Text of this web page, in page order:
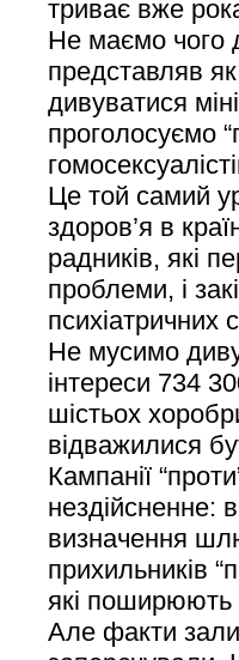
триває вже
Не маємо чого
представляв
дивуватися
проголосуємо
Це той самий
здоров’я в
радників, які
проблеми, і
психіатричних
Не мусимо
інтереси 734
шістьох
відважилися
Кампанії
нездійсненне:
визначення
прихильників
які поширюють
Але факти